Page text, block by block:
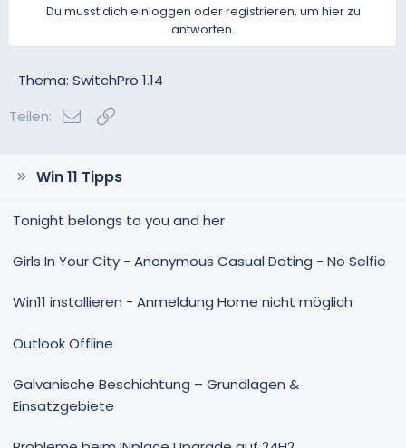
Du musst dich einloggen oder registrieren, um hier zu
antworten.
Thema: SwitchPro 1.14
Teilen:
E-Mail
Win 11 Tipps
Tonight belongs to you and her
Girls In Your City - Anonymous Casual Dating - No Selfie
Win11 installieren - Anmeldung Home nicht möglich
Outlook Offline
Galvanische Beschichtung – Grundlagen &
Einsatzgebiete